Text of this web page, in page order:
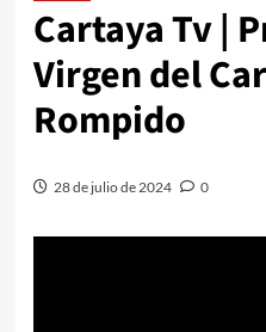
Cartaya Tv |
Virgen del
Rompido
28 de julio de 2024 0